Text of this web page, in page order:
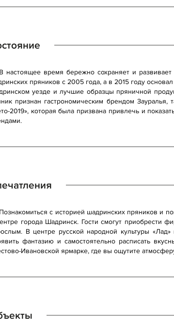
В настоящее время бережно сохраняет и
пряников с 2005 года, а в 2015 году
уезде и лучшие образцы пряничной
признан гастрономическим брендом Зауралья,
2019», которая была призвана привлечь и
Познакомиться с историей шадринских пряников и
города Шадринск. Гости смогут приобрести
В центре русской народной культуры
фантазию и самостоятельно расписать
Ивановской ярмарке, где вы ощутите